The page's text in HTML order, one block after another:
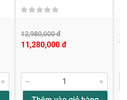
12,980,000 đ
11,280,000 đ